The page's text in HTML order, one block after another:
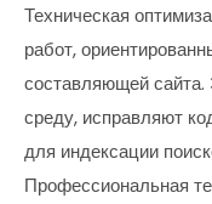
Техническая
работ,
составляющей сайта.
среду, исправляют
для индексации
Профессиональная